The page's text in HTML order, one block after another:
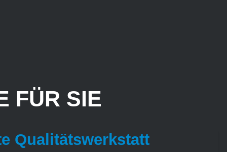
FÜR SIE
Qualitätswerkstatt